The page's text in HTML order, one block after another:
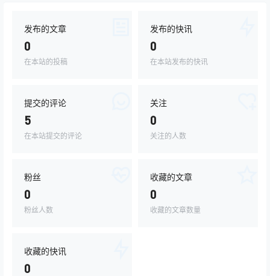
发布的文章
0
在本站的投稿
发布的快讯
0
在本站发布的快讯
提交的评论
5
在本站提交的评论
关注
0
关注的人数
粉丝
0
粉丝人数
收藏的文章
0
收藏的文章数量
收藏的快讯
0